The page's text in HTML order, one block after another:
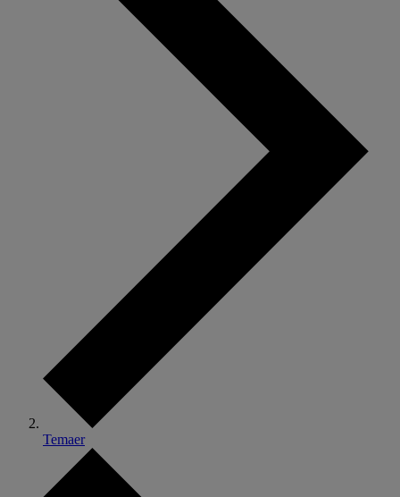
Temaer